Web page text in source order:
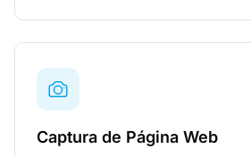
Captura de Página Web